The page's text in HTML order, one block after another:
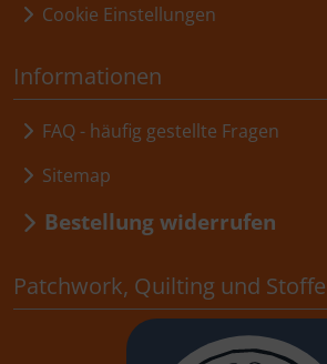
Cookie Einstellungen
Informationen
FAQ - häufig gestellte Fragen
Sitemap
Bestellung widerrufen
Patchwork, Quilting und Stoffe